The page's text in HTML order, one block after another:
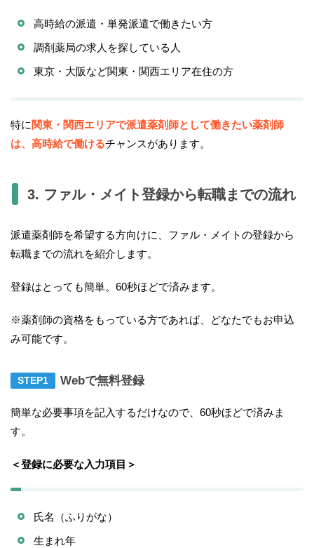
高時給の派遣・単発派遣で働きたい方
調剤薬局の求人を探している人
東京・大阪など関東・関西エリア在住の方
特に 関東・関西エリアで派遣薬剤師として働きたい薬剤師
は、高時給で働けるチャンスがあります。
3. ファル・メイト登録から転職までの流れ
派遣薬剤師を希望する方向けに、ファル・メイトの登録から
転職までの流れを紹介します。
登録はとっても簡単。60秒ほどで済みます。
※薬剤師の資格をもっている方であれば、どなたでもお申込
み可能です。
Webで無料登録
簡単な必要事項を記入するだけなので、60秒ほどで済みま
す。
＜登録に必要な入力項目＞
氏名（ふりがな）
生まれ年